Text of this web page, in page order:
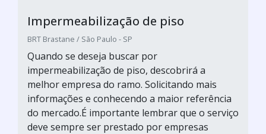
Impermeabilização de piso
BRT Brastane / São Paulo - SP
Quando se deseja buscar por
impermeabilização de piso, descobrirá a
melhor empresa do ramo. Solicitando mais
informações e conhecendo a maior referência
do mercado.É importante lembrar que o serviço
deve sempre ser prestado por empresas